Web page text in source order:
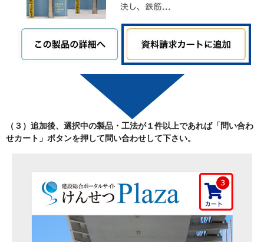
（３）追加後、選択中の製品・工法が１件以上であれば「 問い合わ
せカート 」ボタンを押して問い合わせして下さい。